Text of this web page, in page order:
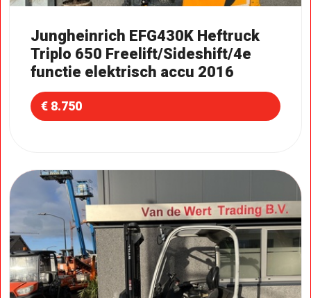
Jungheinrich EFG430K Heftruck
Triplo 650 Freelift/Sideshift/4e
functie elektrisch accu 2016
€ 8.750